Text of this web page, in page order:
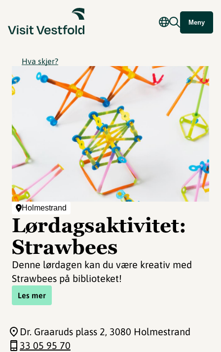
Meny
Hva skjer?
Holmestrand
Lørdagsaktivitet:
Strawbees
Denne lørdagen kan du være kreativ med
Strawbees på biblioteket!
Les mer
Dr. Graaruds plass 2, 3080 Holmestrand
33 05 95 70